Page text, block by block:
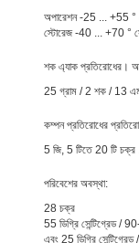
অপারেশন -25 ... +55 °
স্টোরেজ -40 ... +70 °
শক এ্যাক
25 গ্রাম / 2 শক / 13
কম্পন প্রতিরোধের
5 জি, 5 টিতে 20 টি
পরিবেশের অবস্থা:
28 চক্র
55 ডিগ্রি সেন্টিগ্রেড /
এবং 25 ডিগ্রি